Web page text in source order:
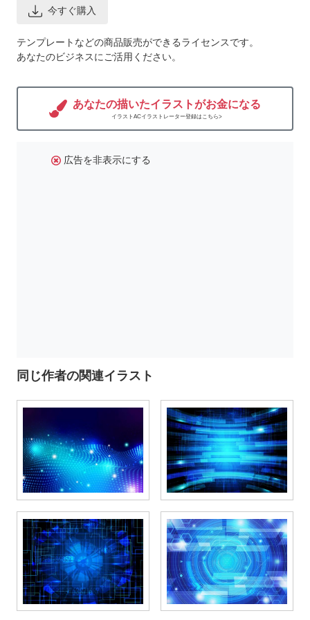
今すぐ購入
テンプレートなどの商品販売ができるライセンスです。
あなたのビジネスにご活用ください。
あなたの描いたイラストがお金になる
イラストACイラストレーター登録はこちら>
広告を非表示にする
同じ作者の関連イラスト